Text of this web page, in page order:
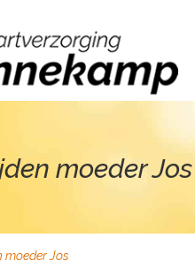
moeder Jos
moeder Jos